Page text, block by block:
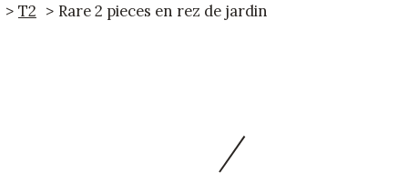
T2 Rare 2 pieces en rez de jardin